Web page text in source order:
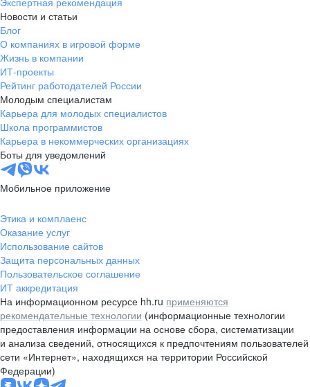
Новости и статьи
Блог
О компаниях в игровой форме
Жизнь в компании
ИТ-проекты
Рейтинг работодателей России
Молодым специалистам
Карьера для молодых специалистов
Школа программистов
Карьера в некоммерческих организациях
Боты для уведомлений
Мобильное приложение
Этика и комплаенс
Оказание услуг
Использование сайтов
Защита персональных данных
Пользовательское соглашение
ИТ аккредитация
На информационном ресурсе hh.ru применяются
рекомендательные технологии (информационные технологии
предоставления информации на основе сбора, систематизации
и анализа сведений, относящихся к предпочтениям пользователей
сети «Интернет», находящихся на территории Российской
Федерации)